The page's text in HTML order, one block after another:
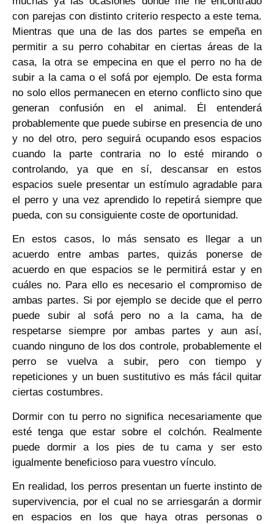
con parejas con distinto criterio respecto a este tema.
Mientras que una de las dos partes se empeña en
permitir a su perro cohabitar en ciertas áreas de la
casa, la otra se empecina en que el perro no ha de
subir a la cama o el sofá por ejemplo. De esta forma
no solo ellos permanecen en eterno conflicto sino que
generan confusión en el animal. Él entenderá
probablemente que puede subirse en presencia de uno
y no del otro, pero seguirá ocupando esos espacios
cuando la parte contraria no lo esté mirando o
controlando, ya que en sí, descansar en estos
espacios suele presentar un estímulo agradable para
el perro y una vez aprendido lo repetirá siempre que
pueda, con su consiguiente coste de oportunidad.
En estos casos, lo más sensato es llegar a un
acuerdo entre ambas partes, quizás ponerse de
acuerdo en que espacios se le permitirá estar y en
cuáles no. Para ello es necesario el compromiso de
ambas partes. Si por ejemplo se decide que el perro
puede subir al sofá pero no a la cama, ha de
respetarse siempre por ambas partes y aun así,
cuando ninguno de los dos controle, probablemente el
perro se vuelva a subir, pero con tiempo y
repeticiones y un buen sustitutivo es más fácil quitar
ciertas costumbres.
Dormir con tu perro no significa necesariamente que
esté tenga que estar sobre el colchón. Realmente
puede dormir a los pies de tu cama y ser esto
igualmente beneficioso para vuestro vínculo.
En realidad, los perros presentan un fuerte instinto de
supervivencia, por el cual no se arriesgarán a dormir
en espacios en los que haya otras personas o